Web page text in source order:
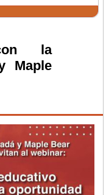
la
Maple